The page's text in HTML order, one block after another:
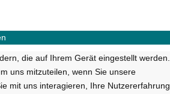
die auf Ihrem Gerät eingestellt werden.
uns mitzuteilen, wenn Sie unsere
mit uns interagieren, Ihre Nutzererfahrung